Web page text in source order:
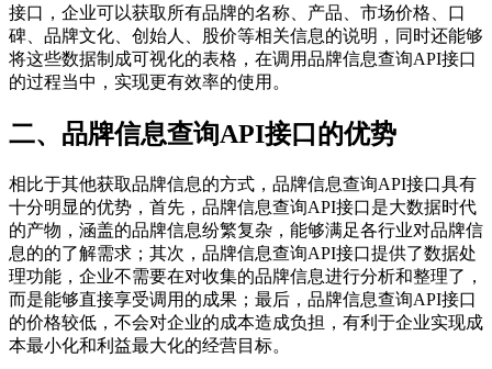
接口，企业可以获取所有品牌的名称、产品、市场价格、口
碑、品牌文化、创始人、股价等相关信息的说明，同时还能够
将这些数据制成可视化的表格，在调用品牌信息查询API接口
的过程当中，实现更有效率的使用。
二、品牌信息查询API接口的优势
相比于其他获取品牌信息的方式，品牌信息查询API接口具有
十分明显的优势，首先，品牌信息查询API接口是大数据时代
的产物，涵盖的品牌信息纷繁复杂，能够满足各行业对品牌信
息的的了解需求；其次，品牌信息查询API接口提供了数据处
理功能，企业不需要在对收集的品牌信息进行分析和整理了，
而是能够直接享受调用的成果；最后，品牌信息查询API接口
的价格较低，不会对企业的成本造成负担，有利于企业实现成
本最小化和利益最大化的经营目标。